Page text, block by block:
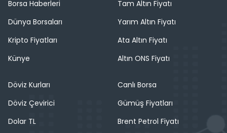
Borsa Haberleri
Dünya Borsaları
Kripto Fiyatları
Künye
Tam Altın Fiyatı
Yarım Altın Fiyatı
Ata Altın Fiyatı
Altın ONS Fiyatı
Döviz Kurları
Döviz Çevirici
Dolar TL
Canlı Borsa
Gümüş Fiyatları
Brent Petrol Fiyatı